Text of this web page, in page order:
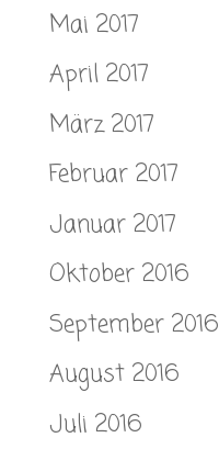
Mai 2017
April 2017
März 2017
Februar 2017
Januar 2017
Oktober 2016
September 2016
August 2016
Juli 2016